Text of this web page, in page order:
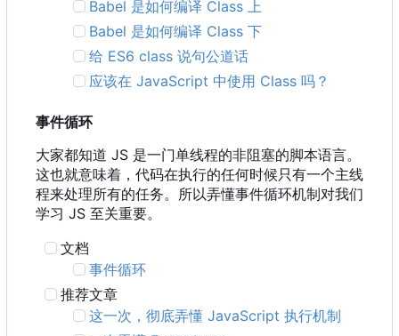
Babel 是如何编译 Class 上
Babel 是如何编译 Class 下
给 ES6 class 说句公道话
应该在 JavaScript 中使用 Class 吗？
事件循环
大家都知道 JS 是一门单线程的非阻塞的脚本语言。
这也就意味着，代码在执行的任何时候只有一个主线
程来处理所有的任务。所以弄懂事件循环机制对我们
学习 JS 至关重要。
文档
事件循环
推荐文章
这一次，彻底弄懂 JavaScript 执行机制